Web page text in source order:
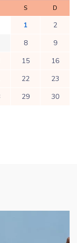
S D
1
2
8
9
15
16
22
23
29
30